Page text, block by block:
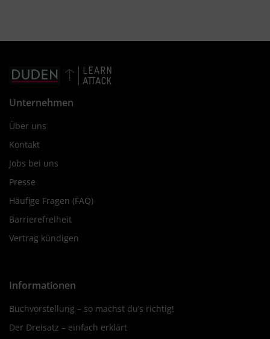
Unternehmen
Über uns
Kontakt
Jobs bei uns
Presse
Häufige Fragen (FAQ)
Barrierefreiheit
Vertrag kündigen
Informationen
Buchvorstellung – so machst du’s richtig!
Der Dreisatz – einfach erklärt